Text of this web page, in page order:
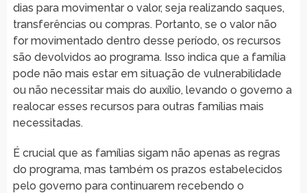
dias para movimentar o valor, seja realizando saques,
transferências ou compras. Portanto, se o valor não
for movimentado dentro desse período, os recursos
são devolvidos ao programa. Isso indica que a família
pode não mais estar em situação de vulnerabilidade
ou não necessitar mais do auxílio, levando o governo a
realocar esses recursos para outras famílias mais
necessitadas.
É crucial que as famílias sigam não apenas as regras
do programa, mas também os prazos estabelecidos
pelo governo para continuarem recebendo o